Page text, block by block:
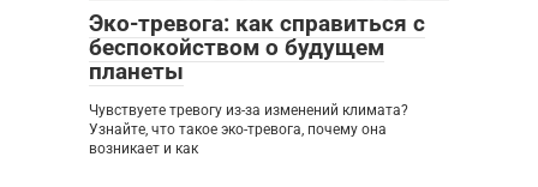
Эко-тревога: как справиться с
беспокойством о будущем
планеты
Чувствуете тревогу из-за изменений климата?
Узнайте, что такое эко-тревога, почему она
возникает и как